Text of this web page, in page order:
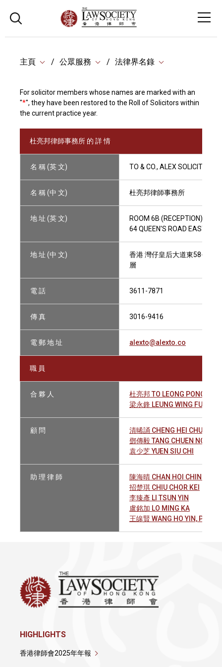
主頁 公眾服務 法律界名錄
For solicitor members whose names are marked with an
"*", they have been restored to the Roll of Solicitors within
the current practice year.
杜亮邦律師事務所 的 詳 情
名 稱 (英 文) TO & CO., ALEX SOLICITORS
名 稱 (中 文) 杜亮邦律師事務所
地 址 (英 文)
ROOM 6B (RECEPTION), 6C
64 QUEEN'S ROAD EAST,
地 址 (中 文)
香港 灣仔皇后大道東58-64號
層
電 話 3611-7871
傳 真 3016-9416
電 郵 地 址 alexto@alexto.co
職 員
合 夥 人
杜亮邦 TO LEONG PONG
梁永鋒 LEUNG WING FUNG
顧 問
清晞誦 CHENG HEI CHUNG
鄧傳毅 TANG CHUEN NGAI
袁少芝 YUEN SIU CHI
助 理 律 師
陳海晴 CHAN HOI CHING
招楚琪 CHIU CHOR KEI
李臻彥 LI TSUN YIN
盧銘加 LO MING KA
王皞賢 WANG HO YIN,
HIGHLIGHTS
香港律師會2025年年報